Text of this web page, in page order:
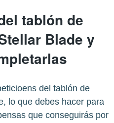
tablón de
Blade y
del tablón de
lo que debes hacer para
que conseguirás por